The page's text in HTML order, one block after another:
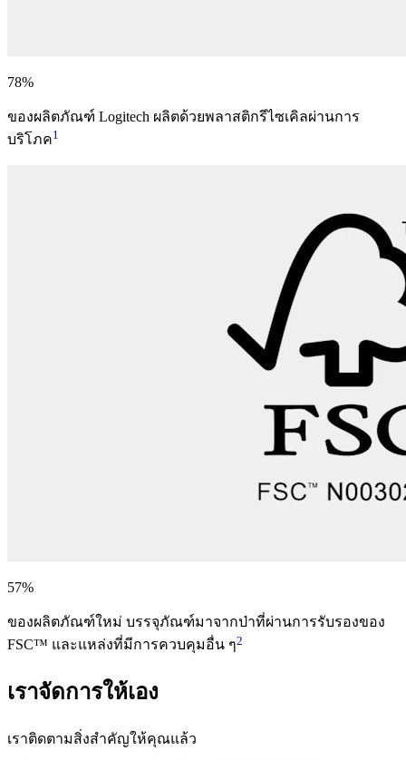
78%
ของผลิตภัณฑ์ Logitech ผลิตด้วยพลาสติกรีไซเคิลผ่านการ
บริโภค1
57%
ของผลิตภัณฑ์ใหม่ บรรจุภัณฑ์มาจากป่าที่ผ่านการรับรองของ
FSC™ และแหล่งที่มีการควบคุมอื่น ๆ2
เราจัดการให้เอง
เราติดตามสิ่งสำคัญให้คุณแล้ว